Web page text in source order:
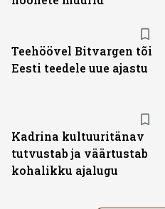
Teehöövel Bitvargen tõi
Eesti teedele uue ajastu
Kadrina kultuuritänav
tutvustab ja väärtustab
kohalikku ajalugu